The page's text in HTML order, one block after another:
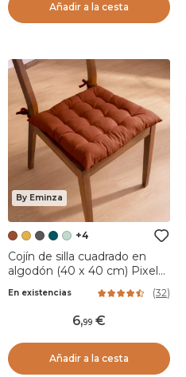
Añadir a la cesta
By Eminza
+4
Cojín de silla cuadrado en
algodón (40 x 40 cm) Pixel
En existencias (32)
6,99
Añadir a la cesta